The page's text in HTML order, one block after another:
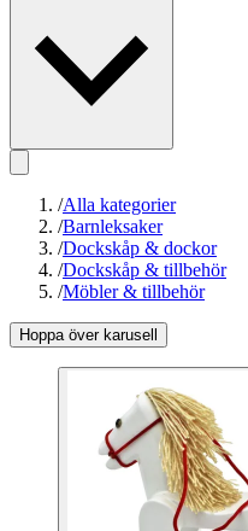
/Alla kategorier
/Barnleksaker
/Dockskåp & dockor
/Dockskåp & tillbehör
/Möbler & tillbehör
Hoppa över karusell